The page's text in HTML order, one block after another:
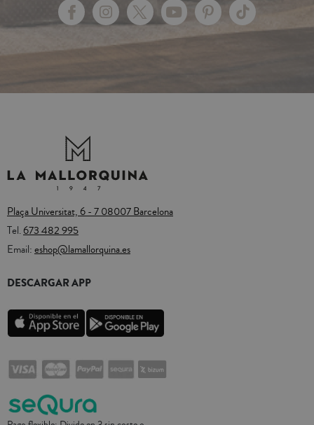
Plaça Universitat, 6 - 7 08007 Barcelona
Tel.673 482 995
Email:eshop@lamallorquina.es
DESCARGAR APP